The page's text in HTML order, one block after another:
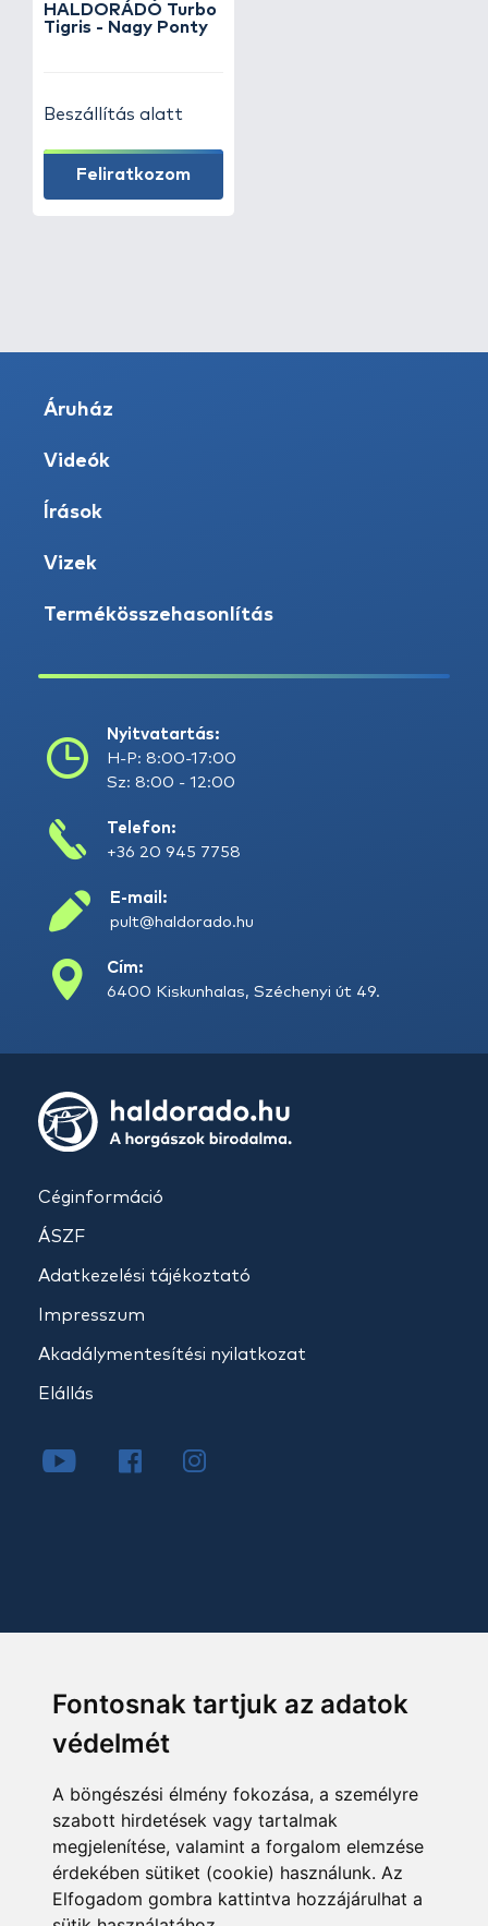
Fontosnak tartjuk az adatok
védelmét
A böngészési élmény fokozása, a személyre
szabott hirdetések vagy tartalmak
megjelenítése, valamint a forgalom elemzése
érdekében sütiket (cookie) használunk. Az
Elfogadom gombra kattintva hozzájárulhat a
HALDORÁDÓ Turbo
Tigris - Nagy Ponty
Beszállítás alatt
Feliratkozom
Áruház
Videók
Írások
Vizek
Termékösszehasonlítás
Nyitvatartás:
H-P: 8:00-17:00
Sz: 8:00 - 12:00
Telefon:
+36 20 945 7758
E-mail:
pult@haldorado.hu
Cím:
6400 Kiskunhalas, Széchenyi út 49.
Céginformáció
ÁSZF
Adatkezelési tájékoztató
Impresszum
Akadálymentesítési nyilatkozat
Elállás